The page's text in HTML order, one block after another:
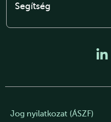
Segítség
Jog nyilatkozat (ÁSZF)